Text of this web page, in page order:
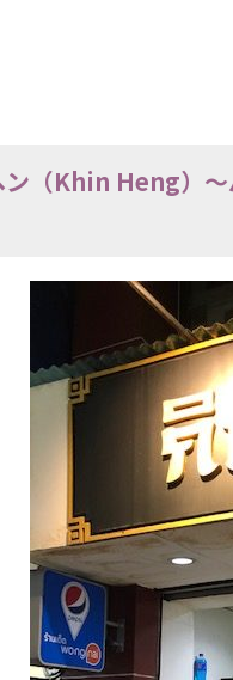
ン（Khin Heng）～